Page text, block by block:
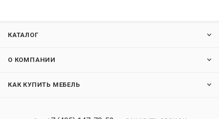
КАТАЛОГ
О КОМПАНИИ
КАК КУПИТЬ МЕБЕЛЬ